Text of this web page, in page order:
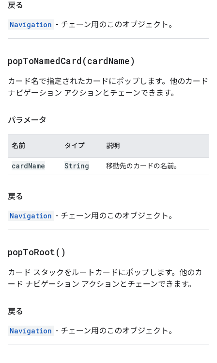
戻る
Navigation - チェーン用のこのオブジェクト。
popToNamedCard(cardName)
カード名で指定されたカードにポップします。他のカード
ナビゲーション アクションとチェーンできます。
パラメータ
名前 タイプ 説明
cardName String 移動先のカードの名前。
戻る
Navigation - チェーン用のこのオブジェクト。
popToRoot( )
カード スタックをルートカードにポップします。他のカ
ード ナビゲーション アクションとチェーンできます。
戻る
Navigation - チェーン用のこのオブジェクト。